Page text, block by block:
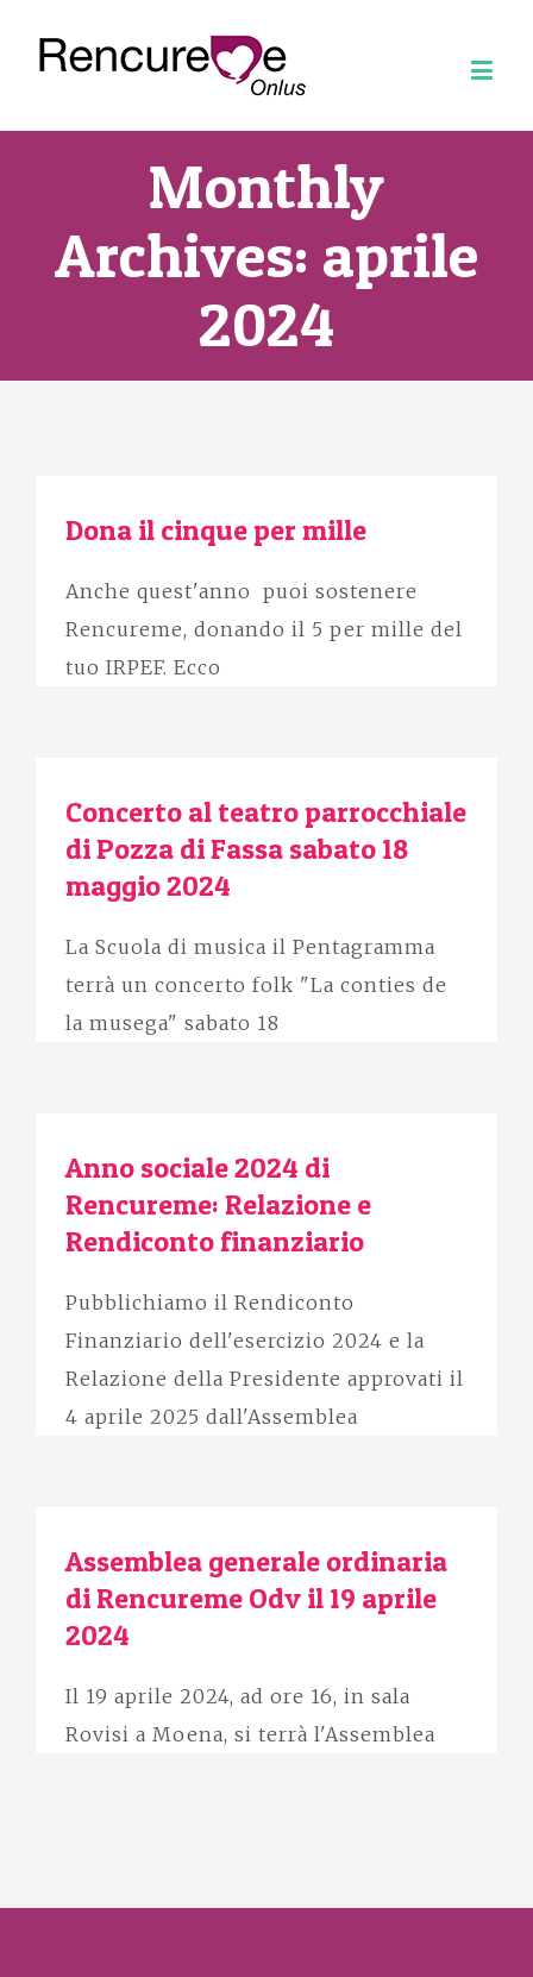
Monthly
Archives: aprile
2024
Dona il cinque per mille
Anche quest'anno puoi sostenere
Rencureme, donando il 5 per mille del
tuo IRPEF. Ecco
Concerto al teatro parrocchiale
di Pozza di Fassa sabato 18
maggio 2024
La Scuola di musica il Pentagramma
terrà un concerto folk "La conties de
la musega" sabato 18
Anno sociale 2024 di
Rencureme: Relazione e
Rendiconto finanziario
Pubblichiamo il Rendiconto
Finanziario dell'esercizio 2024 e la
Relazione della Presidente approvati il
4 aprile 2025 dall'Assemblea
Assemblea generale ordinaria
di Rencureme Odv il 19 aprile
2024
Il 19 aprile 2024, ad ore 16, in sala
Rovisi a Moena, si terrà l'Assemblea